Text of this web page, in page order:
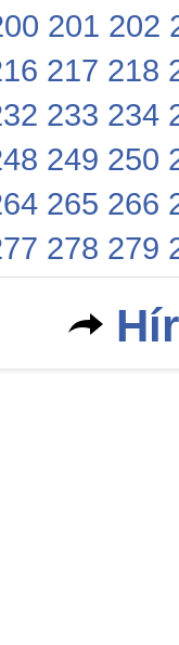
201 202
217 218
233 234
249 250
265 266
278 279